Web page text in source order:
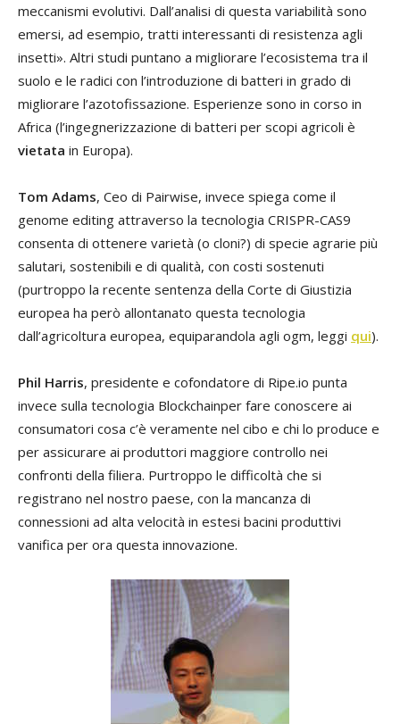
meccanismi evolutivi. Dall’analisi di questa variabilità sono
emersi, ad esempio, tratti interessanti di resistenza agli
insetti». Altri studi puntano a migliorare l’ecosistema tra il
suolo e le radici con l’introduzione di batteri in grado di
migliorare l’azotofissazione. Esperienze sono in corso in
Africa (l’ingegnerizzazione di batteri per scopi agricoli è
vietata in Europa).
Tom Adams, Ceo di Pairwise, invece spiega come il
genome editing attraverso la tecnologia CRISPR-CAS9
consenta di ottenere varietà (o cloni?) di specie agrarie più
salutari, sostenibili e di qualità, con costi sostenuti
(purtroppo la recente sentenza della Corte di Giustizia
europea ha però allontanato questa tecnologia
dall’agricoltura europea, equiparandola agli ogm, leggi qui).
Phil Harris, presidente e cofondatore di Ripe.io punta
invece sulla tecnologia Blockchainper fare conoscere ai
consumatori cosa c’è veramente nel cibo e chi lo produce e
per assicurare ai produttori maggiore controllo nei
confronti della filiera. Purtroppo le difficoltà che si
registrano nel nostro paese, con la mancanza di
connessioni ad alta velocità in estesi bacini produttivi
vanifica per ora questa innovazione.